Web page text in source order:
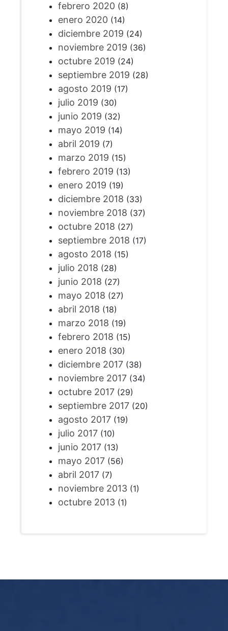
febrero 2020(8)
enero 2020(14)
diciembre 2019 (24)
noviembre 2019 (36)
octubre 2019 (24)
septiembre 2019 (28)
agosto 2019 (17)
julio 2019 (30)
junio 2019 (32)
mayo 2019 (14)
abril 2019 (7)
marzo 2019 (15)
febrero 2019 (13)
enero 2019 (19)
diciembre 2018 (33)
noviembre 2018 (37)
octubre 2018 (27)
septiembre 2018 (17)
agosto 2018 (15)
julio 2018 (28)
junio 2018 (27)
mayo 2018 (27)
abril 2018 (18)
marzo 2018 (19)
febrero 2018 (15)
enero 2018 (30)
diciembre 2017(38)
noviembre 2017(34)
octubre 2017(29)
septiembre 2017(20)
agosto 2017(19)
julio 2017(10)
junio 2017(13)
mayo 2017(56)
abril 2017(7)
noviembre 2013(1)
octubre 2013(1)